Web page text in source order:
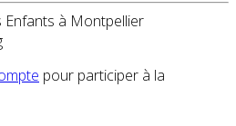
Enfants à Montpellier
pour participer à la